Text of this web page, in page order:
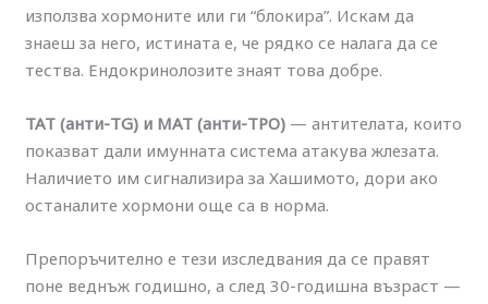
използва хормоните или ги “блокира”. Искам да
знаеш за него, истината е, че рядко се налага да се
тества. Ендокринолозите знаят това добре.
ТАТ (анти-TG) и МАТ (анти-TPO) — антителата, които
показват дали имунната система атакува жлезата.
Наличието им сигнализира за Хашимото, дори ако
останалите хормони още са в норма.
Препоръчително е тези изследвания да се правят
поне веднъж годишно, а след 30-годишна възраст —